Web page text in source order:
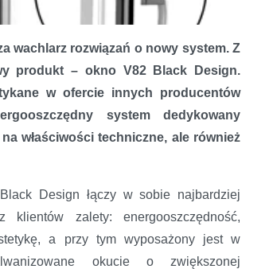
wachlarz rozwiązań o nowy system. Z
produkt – okno V82 Black Design.
w ofercie innych producentów
system dedykowany
właściwości techniczne, ale również
Design łączy w sobie najbardziej
klientów zalety: energooszczędność,
a przy tym wyposażony jest w
okucie o zwiększonej